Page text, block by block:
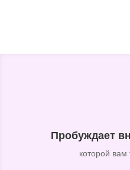
Пробуждает
которой вам